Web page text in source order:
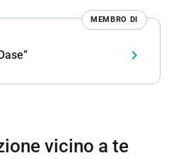
MEMBRO DI
keyboard_arrow_right
vicino a te